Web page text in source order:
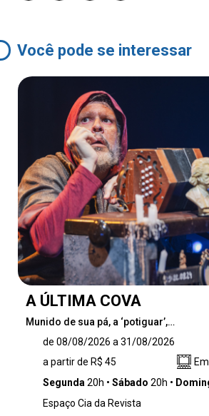
Você pode se interessar
A ÚLTIMA COVA
Munido de sua pá, a ‘potiguar’,…
coveiro nordestino que veio trabalhar
Paulo para procurar sua mãe. Nunca
que a mãe o tivesse deixado para se
muitos de seus clientes. Djalma burla a
de 08/08/2026 a 31/08/2026
a partir de R$ 45
Segunda 20h Sábado 20h
Espaço Cia da Revista